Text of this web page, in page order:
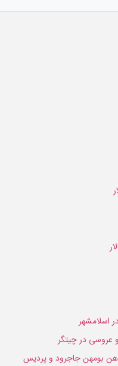
اسلامشهر
و عروسی در چیتگر
بومهن جاجرود و پردیس